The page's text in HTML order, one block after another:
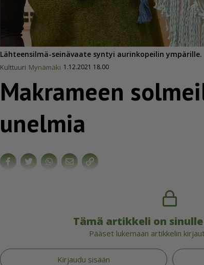
Lähteensilmä-seinävaate syntyi aurinkopeilin ympärille.
Kulttuuri Mynämäki 1.12.2021 18.00
Makrameen
unelmia
Tämä artikkeli on
Pääset lukemaan artikkelin
Kirjaudu sisään